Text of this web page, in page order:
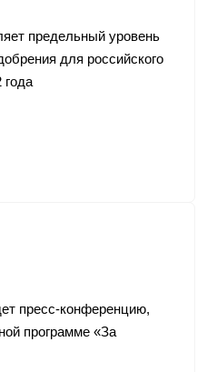
предельный уровень
для российского
года
пресс-конференцию,
программе «За